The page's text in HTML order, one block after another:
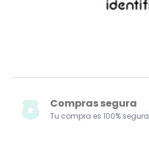
Compras segura
Tu compra es 100% segura